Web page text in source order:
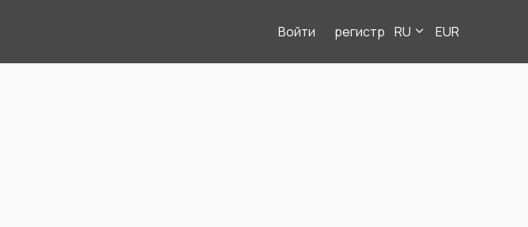
Войти регистр RU EUR